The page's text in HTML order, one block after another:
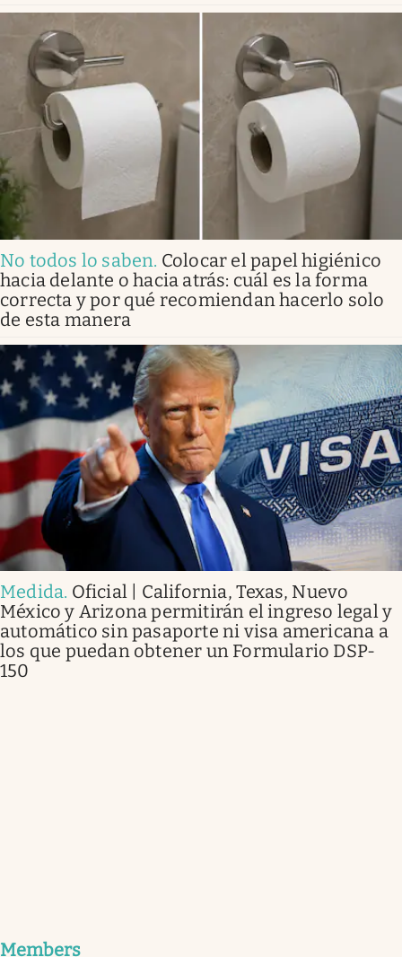
No todos lo saben. Colocar el papel higiénico
hacia delante o hacia atrás: cuál es la forma
correcta y por qué recomiendan hacerlo solo
de esta manera
Medida. Oficial | California, Texas, Nuevo
México y Arizona permitirán el ingreso legal y
automático sin pasaporte ni visa americana a
los que puedan obtener un Formulario DSP-
150
Members